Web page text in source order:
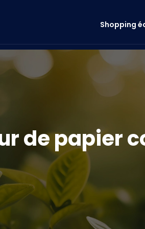
Shopping
de papier